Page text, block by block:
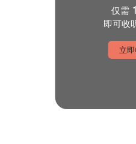
仅需 1
即可收
立